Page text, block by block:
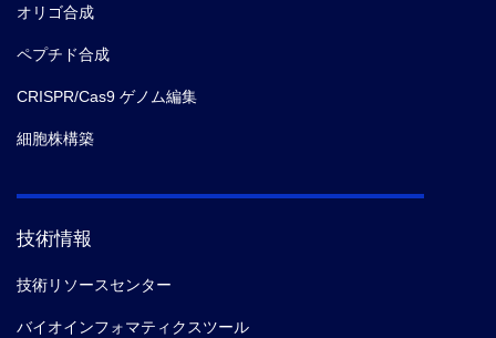
オリゴ合成
ペプチド合成
CRISPR/Cas9 ゲノム編集
細胞株構築
技術情報
技術リソースセンター
バイオインフォマティクスツール